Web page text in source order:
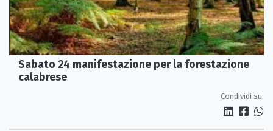
Sabato 24 manifestazione per la forestazione
calabrese
Condividi su: